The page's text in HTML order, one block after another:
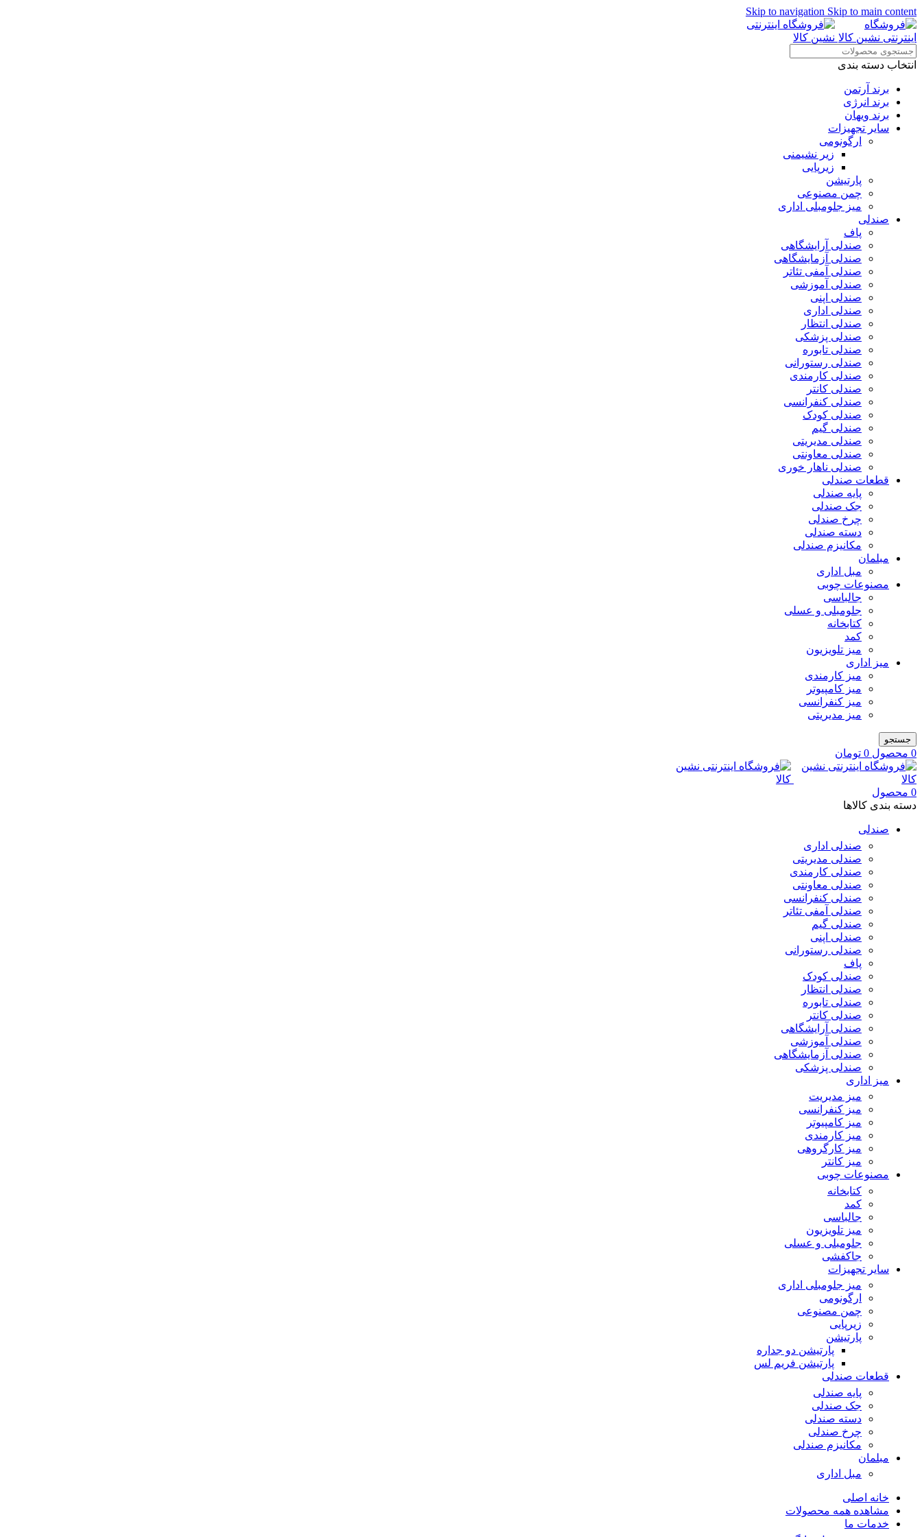
Skip to navigation Skip to main content
انتخاب دسته بندی
برند آرتمن
برند انرژی
برند ویهان
سایر تجهیزات
ارگونومی
زیر نشیمنی
زیرپایی
پارتیشن
چمن مصنوعی
میز جلومبلی اداری
صندلی
پاف
صندلی آرایشگاهی
صندلی آزمایشگاهی
صندلی آمفی تئاتر
صندلی آموزشی
صندلی اپنی
صندلی اداری
صندلی انتظار
صندلی پزشکی
صندلی تابوره
صندلی رستورانی
صندلی کارمندی
صندلی کانتر
صندلی کنفرانسی
صندلی کودک
صندلی گیم
صندلی مدیریتی
صندلی معاونتی
صندلی ناهار خوری
قطعات صندلی
پایه صندلی
جک صندلی
چرخ صندلی
دسته صندلی
مکانیزم صندلی
مبلمان
مبل اداری
مصنوعات چوبی
جالباسی
جلومبلی و عسلی
کتابخانه
کمد
میز تلویزیون
میز اداری
میز کارمندی
میز کامپیوتر
میز کنفرانسی
میز مدیریتی
جستجو
0 محصول 0 تومان
0 محصول
دسته بندی کالاها
صندلی
صندلی اداری
صندلی مدیریتی
صندلی کارمندی
صندلی معاونتی
صندلی کنفرانسی
صندلی آمفی تئاتر
صندلی گیم
صندلی اپنی
صندلی رستورانی
پاف
صندلی کودک
صندلی انتظار
صندلی تابوره
صندلی کانتر
صندلی آرایشگاهی
صندلی آموزشی
صندلی آزمایشگاهی
صندلی پزشکی
میز اداری
میز مدیریت
میز کنفرانسی
میز کامپیوتر
میز کارمندی
میز کارگروهی
میز کانتر
مصنوعات چوبی
کتابخانه
کمد
جالباسی
میز تلویزیون
جلومبلی و عسلی
جاکفشی
سایر تجهیزات
میز جلومبلی اداری
ارگونومی
چمن مصنوعی
زیرپایی
پارتیشن
پارتیشن دو جداره
پارتیشن فریم لس
قطعات صندلی
پایه صندلی
جک صندلی
دسته صندلی
چرخ صندلی
مکانیزم صندلی
مبلمان
مبل اداری
خانه اصلی
مشاهده همه محصولات
خدمات ما